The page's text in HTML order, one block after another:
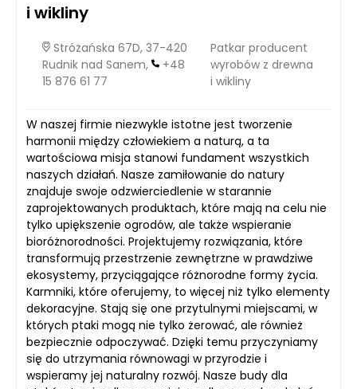
i wikliny
Stróżańska 67D, 37-420
Rudnik nad Sanem,
+48
15 876 61 77
Patkar producent
wyrobów z drewna
i wikliny
W naszej firmie niezwykle istotne jest tworzenie
harmonii między człowiekiem a naturą, a ta
wartościowa misja stanowi fundament wszystkich
naszych działań. Nasze zamiłowanie do natury
znajduje swoje odzwierciedlenie w starannie
zaprojektowanych produktach, które mają na celu nie
tylko upiększenie ogrodów, ale także wspieranie
bioróżnorodności. Projektujemy rozwiązania, które
transformują przestrzenie zewnętrzne w prawdziwe
ekosystemy, przyciągające różnorodne formy życia.
Karmniki, które oferujemy, to więcej niż tylko elementy
dekoracyjne. Stają się one przytulnymi miejscami, w
których ptaki mogą nie tylko żerować, ale również
bezpiecznie odpoczywać. Dzięki temu przyczyniamy
się do utrzymania równowagi w przyrodzie i
wspieramy jej naturalny rozwój. Nasze budy dla